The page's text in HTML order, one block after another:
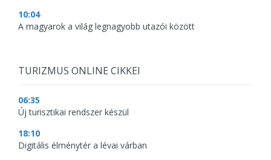
10:04
A magyarok a világ legnagyobb utazói között
TURIZMUS ONLINE CIKKEI
06:35
Új turisztikai rendszer készül
18:10
Digitális élménytér a lévai várban